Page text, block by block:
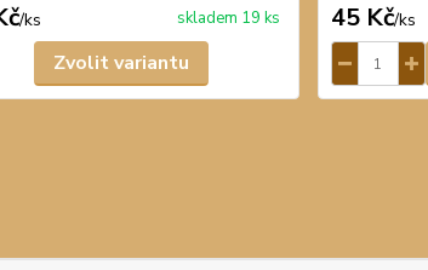
/ks skladem 19 ks
Zvolit variantu
45 Kč/ks